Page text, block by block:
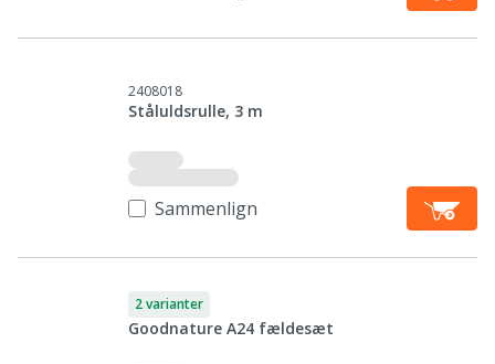
2408018
Ståluldsrulle, 3 m
Sammenlign
2 varianter
Goodnature A24 fældesæt